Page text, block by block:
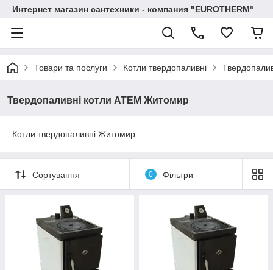
Интернет магазин сантехники - компания "EUROTHERM"
Товари та послуги Котли твердопаливні
Твердопаливні котли АТЕМ Житомир
Котли твердопаливні Житомир
Сортування 0 Фільтри